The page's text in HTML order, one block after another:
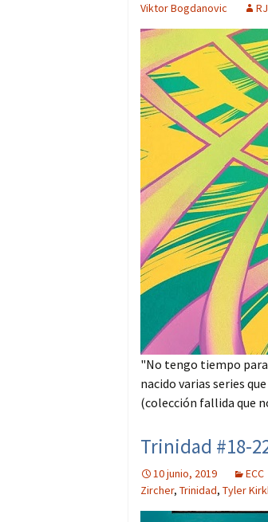
Viktor Bogdanovic
"No tengo tiempo
nacido varias series
(colección fallida que
Trinidad #18-
10 junio, 2019 ECC
Zircher, Trinidad, Tyler